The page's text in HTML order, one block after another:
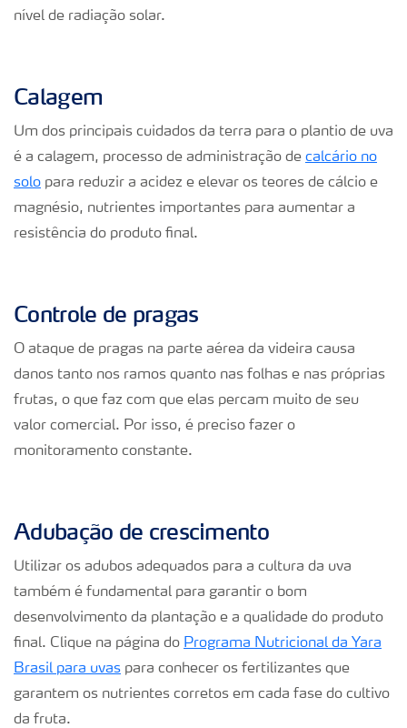
nível de radiação solar.
Calagem
Um dos principais cuidados da terra para o plantio de uva
é a calagem, processo de administração de calcário no
solo para reduzir a acidez e elevar os teores de cálcio e
magnésio, nutrientes importantes para aumentar a
resistência do produto final.
Controle de pragas
O ataque de pragas na parte aérea da videira causa
danos tanto nos ramos quanto nas folhas e nas próprias
frutas, o que faz com que elas percam muito de seu
valor comercial. Por isso, é preciso fazer o
monitoramento constante.
Adubação de crescimento
Utilizar os adubos adequados para a cultura da uva
também é fundamental para garantir o bom
desenvolvimento da plantação e a qualidade do produto
final. Clique na página do Programa Nutricional da Yara
Brasil para uvas para conhecer os fertilizantes que
garantem os nutrientes corretos em cada fase do cultivo
da fruta.